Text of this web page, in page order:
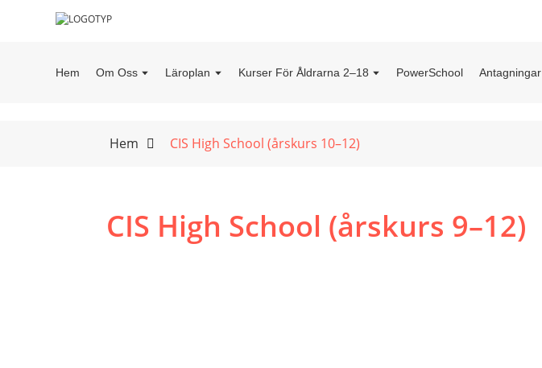
Hem Om Oss Läroplan Kurser För Åldrarna 2–18 PowerSchool Antagningar
Hem CIS High School (årskurs 10–12)
CIS High School (årskurs 9–12)